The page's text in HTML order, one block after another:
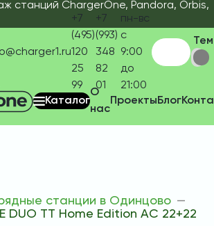
станций ChargerOne, Pandora, Orbis,
+7
+7
пн-вс с
9:00 до
21:00
Каталог
О
нас
ПроектыБлог
станции в Одинцово
DUO TT Home Edition AC 22+22